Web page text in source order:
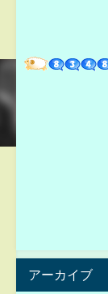
アーカイブ